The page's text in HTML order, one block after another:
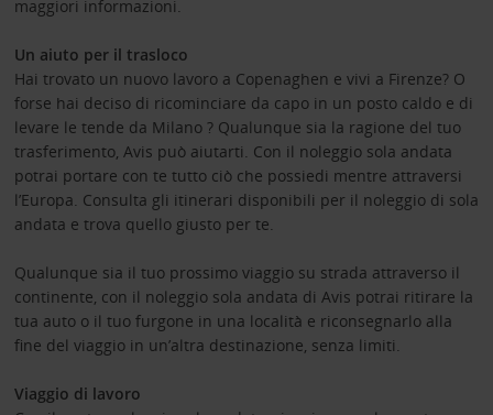
maggiori informazioni.
Un aiuto per il trasloco
Hai trovato un nuovo lavoro a Copenaghen e vivi a Firenze? O
forse hai deciso di ricominciare da capo in un posto caldo e di
levare le tende da Milano ? Qualunque sia la ragione del tuo
trasferimento, Avis può aiutarti. Con il noleggio sola andata
potrai portare con te tutto ciò che possiedi mentre attraversi
l’Europa. Consulta gli itinerari disponibili per il noleggio di sola
andata e trova quello giusto per te.
Qualunque sia il tuo prossimo viaggio su strada attraverso il
continente, con il noleggio sola andata di Avis potrai ritirare la
tua auto o il tuo furgone in una località e riconsegnarlo alla
fine del viaggio in un’altra destinazione, senza limiti.
Viaggio di lavoro